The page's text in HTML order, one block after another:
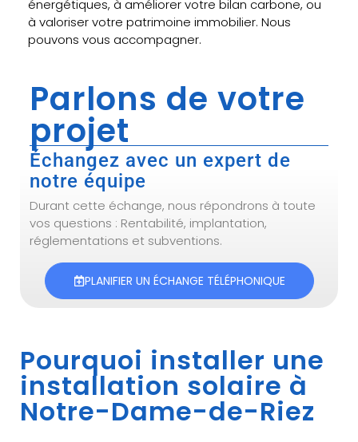
énergétiques, à améliorer votre bilan carbone, ou
à valoriser votre patrimoine immobilier. Nous
pouvons vous accompagner.
Parlons de votre
projet
Échangez avec un expert de
notre équipe
Durant cette échange, nous répondrons à toute
vos questions : Rentabilité, implantation,
réglementations et subventions.
PLANIFIER UN ÉCHANGE TÉLÉPHONIQUE
Pourquoi installer une
installation solaire à
Notre-Dame-de-Riez